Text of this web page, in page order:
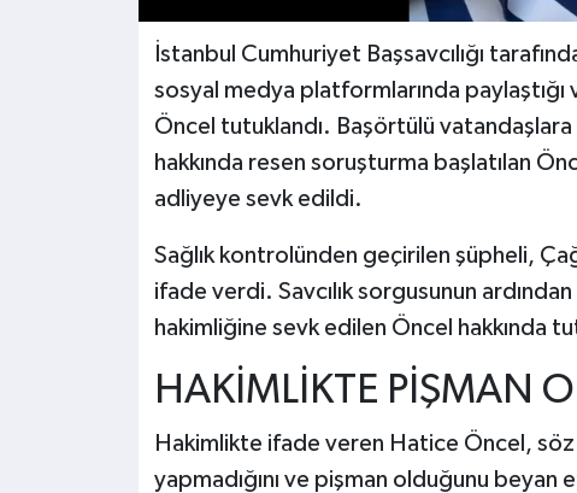
İstanbul Cumhuriyet Başsavcılığı
sosyal medya platformlarında
Öncel tutuklandı. Başörtülü
hakkında resen soruşturma başlatılan
adliyeye sevk edildi.
Sağlık kontrolünden geçirilen şüpheli,
ifade verdi. Savcılık sorgusunun
hakimliğine sevk edilen Öncel hakkında
HAKİMLİKTE PİŞMAN
Hakimlikte ifade veren Hatice Öncel, söz
yapmadığını ve pişman olduğunu beyan